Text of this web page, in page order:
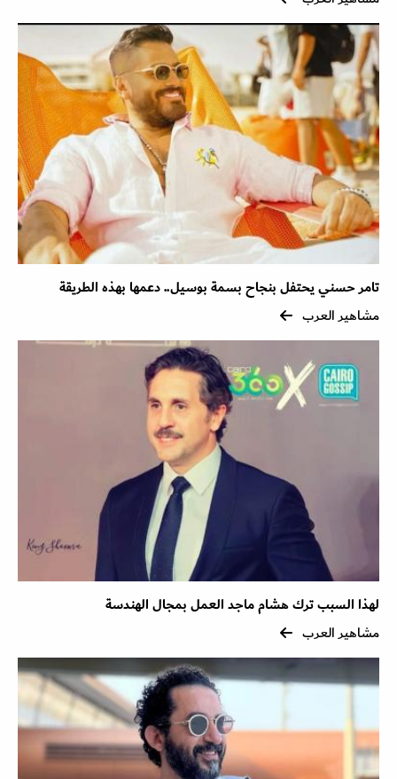
تامر حسني يحتفل بنجاح بسمة بوسيل.. دعمها بهذه الطريقة
مشاهير العرب
لهذا السبب ترك هشام ماجد العمل بمجال الهندسة
مشاهير العرب